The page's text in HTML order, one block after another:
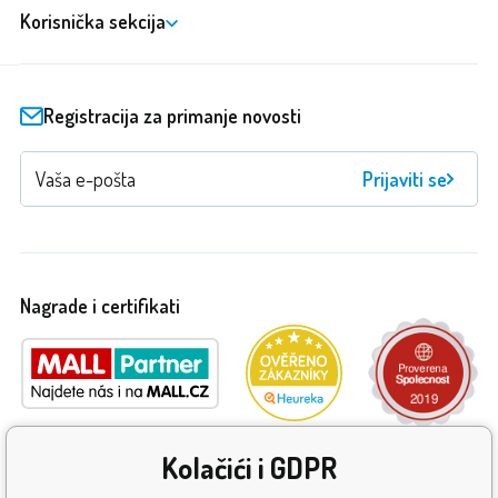
Korisnička sekcija
Registracija za primanje novosti
Prijaviti se
Nagrade i certifikati
Kolačići i GDPR